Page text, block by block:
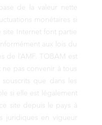
de la valeur nette
monétaires si
Internet font partie
aux lois du
de l’AMF. TOBAM est
pas convenir à tous
que dans les
si elle est légalement
site depuis le pays à
en vigueur